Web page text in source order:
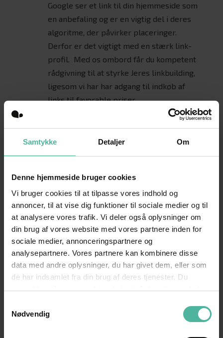
Samtykke Detaljer Om
Denne hjemmeside bruger cookies
Vi bruger cookies til at tilpasse vores indhold og
annoncer, til at vise dig funktioner til sociale medier og til
at analysere vores trafik. Vi deler også oplysninger om
din brug af vores website med vores partnere inden for
sociale medier, annonceringspartnere og
analysepartnere. Vores partnere kan kombinere disse
data med andre oplysninger, du har givet dem, eller som
de har indsamlet fra din brug af deres tjenester. Du
samtykker til vores cookies, hvis du fortsætter med at
Nødvendig
Google ser et link til din hjemmeside som
en anbefaling og er en vigtig del i deres
algoritme, der påvirker placeringer.
Derfor er det vigtigt med en stærk link-
profil. Med os ombord får du kompetent
rådgivning til at styrke Jeres linkbuilding,
ligesom vi har har adgang til indkøb af
links til favorable priser.
 Lokal SEO
Bliv fundet af de lokale ved at have styr på
mere synlig ved hjælp af Google My
Google My Business-profilen og finder
lokale søgeord – og i sammenspil med
sociale medier og geografisk målretning
på Ads(link til ads) bliver din virksomhed
mere synligt i dit lokalområde.
Adhost lancerer markedets bedste og mest